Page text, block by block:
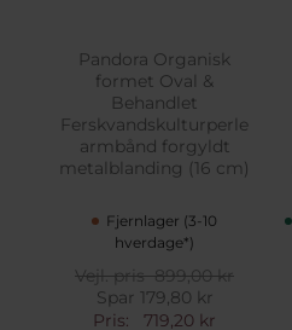
Pandora Organisk
formet Oval &
Behandlet
Ferskvandskulturperle
armbånd forgyldt
metalblanding (16 cm)
Fjernlager (3-10
hverdage*)
Vejl. pris899,00 kr
Spar 179,80 kr
Pris:
719,20 kr